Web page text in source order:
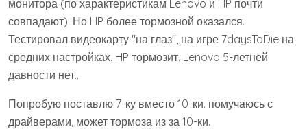
монитора (по характеристикам Lenovo и HP почти
совпадают). Но HP более тормозной оказался.
Тестировал видеокарту "на глаз", на игре 7daysToDie на
средних настройках. HP тормозит, Lenovo 5-летней
давности нет..
Попробую поставлю 7-ку вместо 10-ки. помучаюсь с
драйверами, может тормоза из за 10-ки.